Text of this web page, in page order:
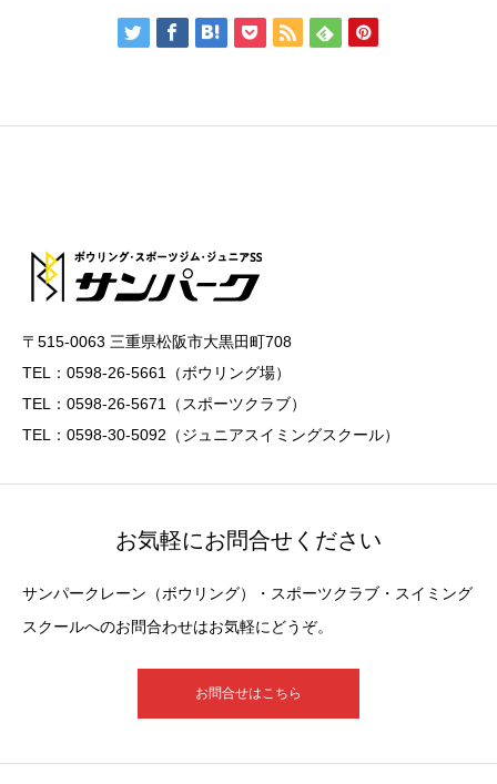
〒515-0063 三重県松阪市大黒田町708
TEL：0598-26-5661（ボウリング場）
TEL：0598-26-5671（スポーツクラブ）
TEL：0598-30-5092（ジュニアスイミングスクール）
お気軽にお問合せください
サンパークレーン（ボウリング）・スポーツクラブ・スイミング
スクールへのお問合わせはお気軽にどうぞ。
お問合せはこちら